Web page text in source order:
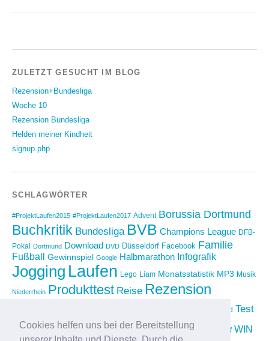
Cookies helfen uns bei der Bereitstellung
ZULETZT GESUCHT IM BLOG
Rezension+Bundesliga
Woche 10
Rezension Bundesliga
Helden meiner Kindheit
signup.php
SCHLAGWÖRTER
#ProjektLaufen2015 #ProjektLaufen2017 Advent Borussia Dortmund
Buchkritik Bundesliga BVB Champions League DFB-
Pokal Dortmund Download DVD Düsseldorf Facebook Familie
Fußball Gewinnspiel Google Halbmarathon Infografik
Jogging Laufen Lego Liam Monatsstatistik MP3 Musik
Niederrhein Produkttest Reise Rezension
sponsored Test
Twitter Urlaub Video vimeo Weihnachten Wettkampf WIN